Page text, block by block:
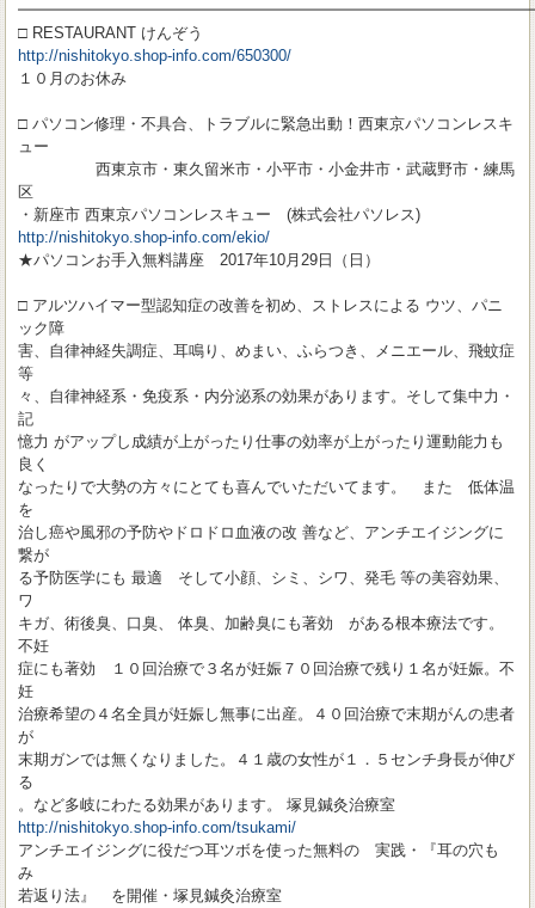
□ RESTAURANT けんぞう
http://nishitokyo.shop-info.com/650300/
１０月のお休み
□ パソコン修理・不具合、トラブルに緊急出動！西東京パソコンレスキ
ュー
西東京市・東久留米市・小平市・小金井市・武蔵野市・練馬
区
・新座市 西東京パソコンレスキュー (株式会社パソレス)
http://nishitokyo.shop-info.com/ekio/
★パソコンお手入無料講座 2017年10月29日（日）
□ アルツハイマー型認知症の改善を初め、ストレスによる ウツ、パニ
ック障
害、自律神経失調症、耳鳴り、めまい、ふらつき、メニエール、飛蚊症
等
々、自律神経系・免疫系・内分泌系の効果があります。そして集中力・
記
憶力 がアップし成績が上がったり仕事の効率が上がったり運動能力も
良く
なったりで大勢の方々にとても喜んでいただいてます。 また 低体温
を
治し癌や風邪の予防やドロドロ血液の改 善など、アンチエイジングに
繋が
る予防医学にも 最適 そして小顔、シミ、シワ、発毛 等の美容効果、
ワ
キガ、術後臭、口臭、 体臭、加齢臭にも著効 がある根本療法です。
不妊
症にも著効 １０回治療で３名が妊娠７０回治療で残り１名が妊娠。不
妊
治療希望の４名全員が妊娠し無事に出産。４０回治療で末期がんの患者
が
末期ガンでは無くなりました。４１歳の女性が１．５センチ身長が伸び
る
。など多岐にわたる効果があります。 塚見鍼灸治療室
http://nishitokyo.shop-info.com/tsukami/
アンチエイジングに役だつ耳ツボを使った無料の 実践・『耳の穴も
み
若返り法』 を開催・塚見鍼灸治療室